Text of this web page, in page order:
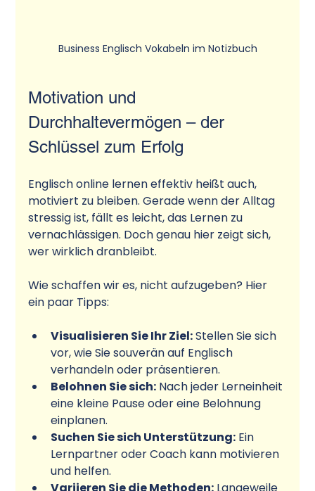
Business Englisch Vokabeln im Notizbuch
Motivation und
Durchhaltevermögen – der
Schlüssel zum Erfolg
Englisch online lernen effektiv heißt auch,
motiviert zu bleiben. Gerade wenn der Alltag
stressig ist, fällt es leicht, das Lernen zu
vernachlässigen. Doch genau hier zeigt sich,
wer wirklich dranbleibt.
Wie schaffen wir es, nicht aufzugeben? Hier
ein paar Tipps:
Visualisieren Sie Ihr Ziel: Stellen Sie sich
vor, wie Sie souverän auf Englisch
verhandeln oder präsentieren.
Belohnen Sie sich: Nach jeder Lerneinheit
eine kleine Pause oder eine Belohnung
einplanen.
Suchen Sie sich Unterstützung: Ein
Lernpartner oder Coach kann motivieren
und helfen.